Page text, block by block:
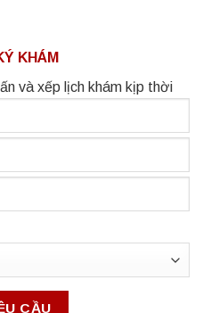
KHÁM
và xếp lịch khám kịp thời